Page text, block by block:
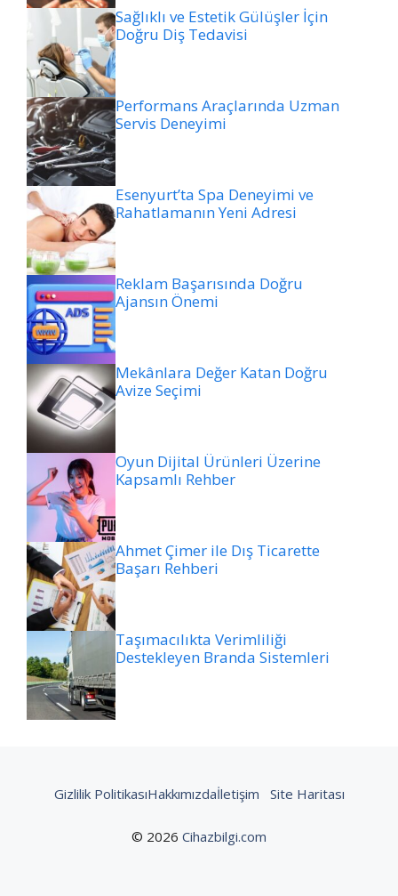
Sağlıklı ve Estetik Gülüşler İçin
Doğru Diş Tedavisi
Performans Araçlarında Uzman
Servis Deneyimi
Esenyurt’ta Spa Deneyimi ve
Rahatlamanın Yeni Adresi
Reklam Başarısında Doğru
Ajansın Önemi
Mekânlara Değer Katan Doğru
Avize Seçimi
Oyun Dijital Ürünleri Üzerine
Kapsamlı Rehber
Ahmet Çimer ile Dış Ticarette
Başarı Rehberi
Taşımacılıkta Verimliliği
Destekleyen Branda Sistemleri
© 2026 Cihazbilgi.com
Gizlilik PolitikasıHakkımızdaİletişim Site Haritası